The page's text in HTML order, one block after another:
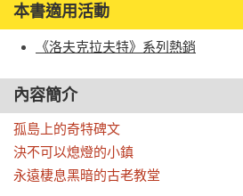
本書適用活動
《洛夫克拉夫特》系列熱銷
內容簡介
孤島上的奇特碑文
決不可以熄燈的小鎮
永遠棲息黑暗的古老教堂